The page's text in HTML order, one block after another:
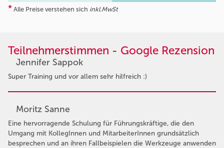
* Alle Preise verstehen sich inkl.MwSt
Teilnehmerstimmen - Google Rezension
Jennifer Sappok
Super Training und vor allem sehr hilfreich :)
Moritz Sanne
Eine hervorragende Schulung für Führungskräftige, die den
Umgang mit KollegInnen und MitarbeiterInnen grundsätzlich
besprechen und an ihren Fallbeispielen die Werkzeuge anwenden